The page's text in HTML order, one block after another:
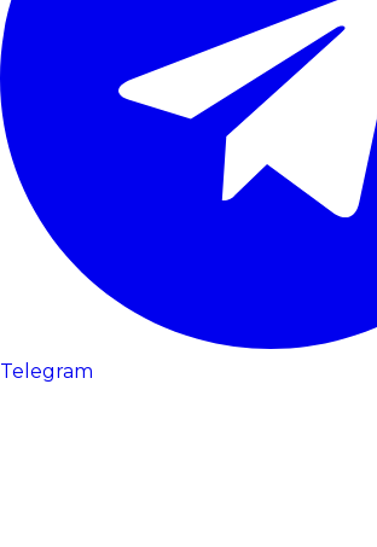
Telegram